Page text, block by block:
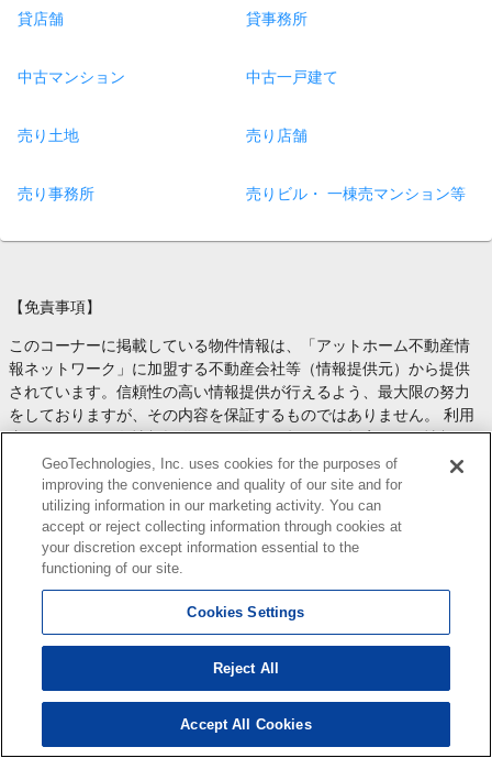
貸店舗 貸事務所
中古マンション 中古一戸建て
売り土地 売り店舗
売り事務所 売りビル・ 一棟売マンション等
【免責事項】
このコーナーに掲載している物件情報は、「アットホーム不動産情
報ネットワーク」に加盟する不動産会社等（情報提供元）から提供
されています。信頼性の高い情報提供が行えるよう、最大限の努力
をしておりますが、その内容を保証するものではありません。 利用
者のみなさまと各情報提供元との取引に起因する損害および情報が
掲載されたことに起因する損害等については、 ジオテクノロジーズ
株式会社、およびアットホームは一切責任を負いません。
各物件情報の内容や画像等はすべて現況を優先させていただきま
お取引等（お取引の準備、資金調達等を含みます）の際には、内容
や契約条件等について、 各情報提供元より十分な説明を受け、ご自
このコーナーへの物件情報のご掲載、その他不動産業務ソリューシ
ョン等についての不動産会社様のお問合せはこちらからお願いいた
検索結果を見る
GeoTechnologies, Inc. uses cookies for the purposes of
improving the convenience and quality of our site and for
utilizing information in our marketing activity. You can
accept or reject collecting information through cookies at
your discretion except information essential to the
functioning of our site.
Cookies Settings
Reject All
Accept All Cookies